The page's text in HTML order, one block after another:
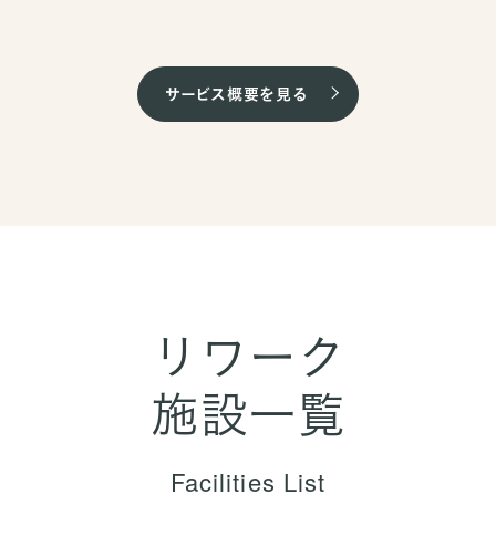
サービス概要を見る
リワーク
施設一覧
Facilities List